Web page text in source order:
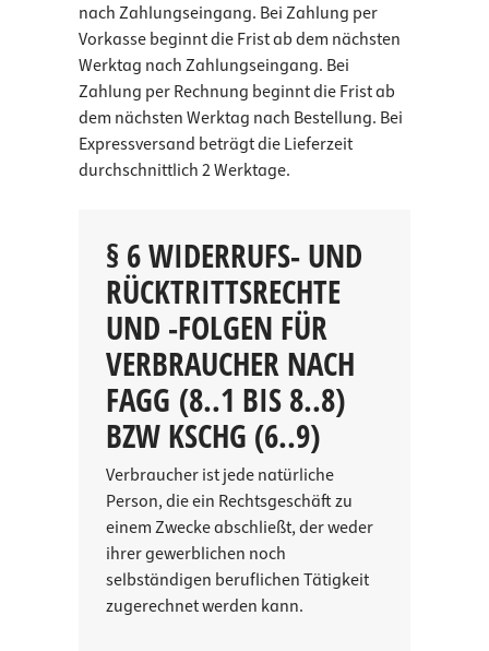
nach Zahlungseingang. Bei Zahlung per
Vorkasse beginnt die Frist ab dem nächsten
Werktag nach Zahlungseingang. Bei
Zahlung per Rechnung beginnt die Frist ab
dem nächsten Werktag nach Bestellung. Bei
Expressversand beträgt die Lieferzeit
durchschnittlich 2 Werktage.
§ 6 WIDERRUFS- UND
RÜCKTRITTSRECHTE
UND -FOLGEN FÜR
VERBRAUCHER NACH
FAGG (8..1 BIS 8..8)
BZW KSCHG (6..9)
Verbraucher ist jede natürliche
Person, die ein Rechtsgeschäft zu
einem Zwecke abschließt, der weder
ihrer gewerblichen noch
selbständigen beruflichen Tätigkeit
zugerechnet werden kann.